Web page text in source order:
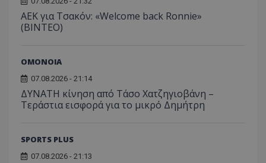
ΑΕΚ για Τσακόν: «Welcome back Ronnie»
(ΒΙΝΤΕΟ)
ΟΜΟΝΟΙΑ
07.08.2026 - 21:14
ΔΥΝΑΤΗ κίνηση από Τάσο Χατζηγιοβάνη –
Τεράστια εισφορά για το μικρό Δημήτρη
SPORTS PLUS
07.08.2026 - 21:13